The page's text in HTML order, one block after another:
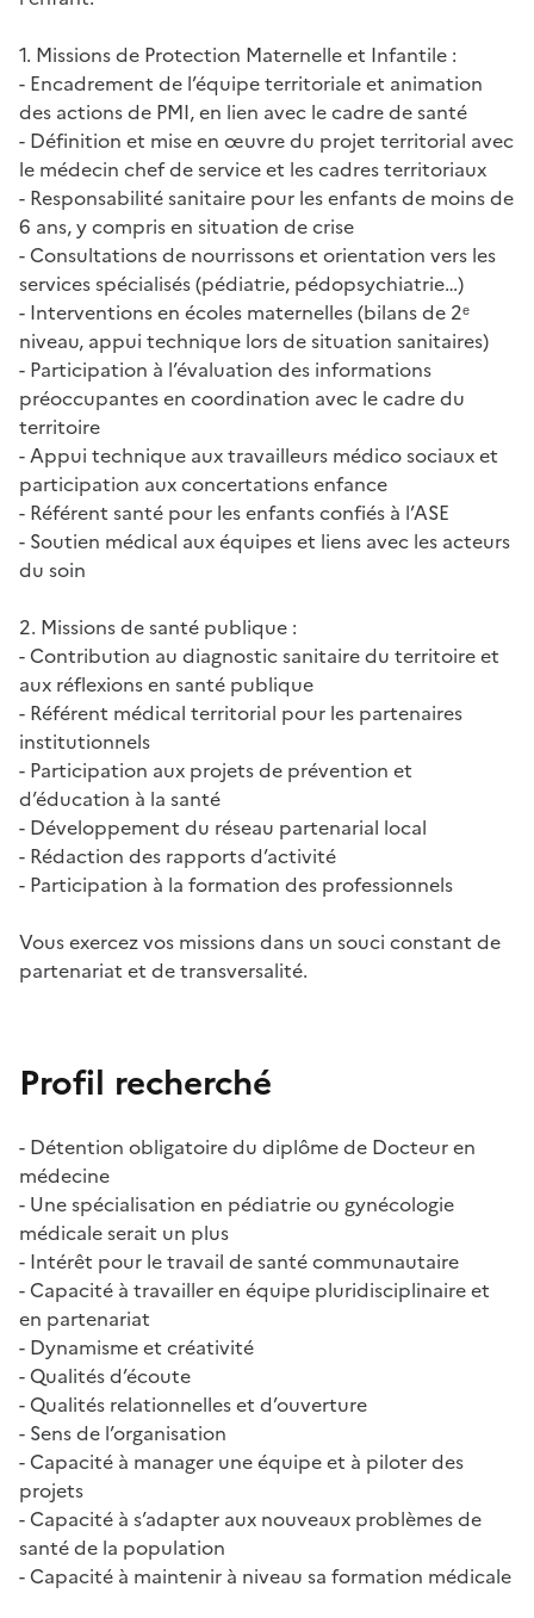
1. Missions de Protection Maternelle et Infantile :
- Encadrement de l’équipe territoriale et animation
des actions de PMI, en lien avec le cadre de santé
- Définition et mise en œuvre du projet territorial avec
le médecin chef de service et les cadres territoriaux
- Responsabilité sanitaire pour les enfants de moins de
6 ans, y compris en situation de crise
- Consultations de nourrissons et orientation vers les
services spécialisés (pédiatrie, pédopsychiatrie…)
- Interventions en écoles maternelles (bilans de 2ᵉ
niveau, appui technique lors de situation sanitaires)
- Participation à l’évaluation des informations
préoccupantes en coordination avec le cadre du
territoire
- Appui technique aux travailleurs médico sociaux et
participation aux concertations enfance
- Référent santé pour les enfants confiés à l’ASE
- Soutien médical aux équipes et liens avec les acteurs
du soin
2. Missions de santé publique :
- Contribution au diagnostic sanitaire du territoire et
aux réflexions en santé publique
- Référent médical territorial pour les partenaires
institutionnels
- Participation aux projets de prévention et
d’éducation à la santé
- Développement du réseau partenarial local
- Rédaction des rapports d’activité
- Participation à la formation des professionnels
Vous exercez vos missions dans un souci constant de
partenariat et de transversalité.
Profil recherché
- Détention obligatoire du diplôme de Docteur en
médecine
- Une spécialisation en pédiatrie ou gynécologie
médicale serait un plus
- Intérêt pour le travail de santé communautaire
- Capacité à travailler en équipe pluridisciplinaire et
en partenariat
- Dynamisme et créativité
- Qualités d’écoute
- Qualités relationnelles et d’ouverture
- Sens de l’organisation
- Capacité à manager une équipe et à piloter des
projets
- Capacité à s’adapter aux nouveaux problèmes de
santé de la population
- Capacité à maintenir à niveau sa formation médicale